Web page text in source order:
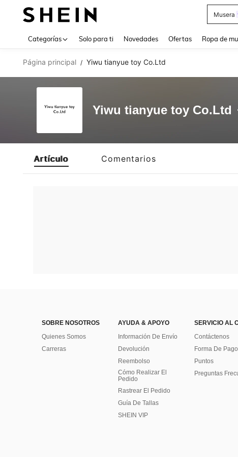
Musera
Categorías Solo para ti Novedades Ofertas Ropa de
Página principal / Yiwu tianyue toy Co.Ltd
Yiwu tianyue toy Co.Ltd
Artículo Comentarios
SOBRE NOSOTROS
Quienes Somos
Carreras
AYUDA & APOYO
Información De Envío
Devolución
Reembolso
Cómo Realizar El
Pedido
Rastrear El Pedido
Guía De Tallas
SHEIN VIP
SERVICIO AL
Contáctenos
Forma De Pago
Puntos
Preguntas